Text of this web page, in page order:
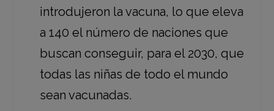
introdujeron la vacuna, lo que eleva
a 140 el número de naciones que
buscan conseguir, para el 2030, que
todas las niñas de todo el mundo
sean vacunadas.